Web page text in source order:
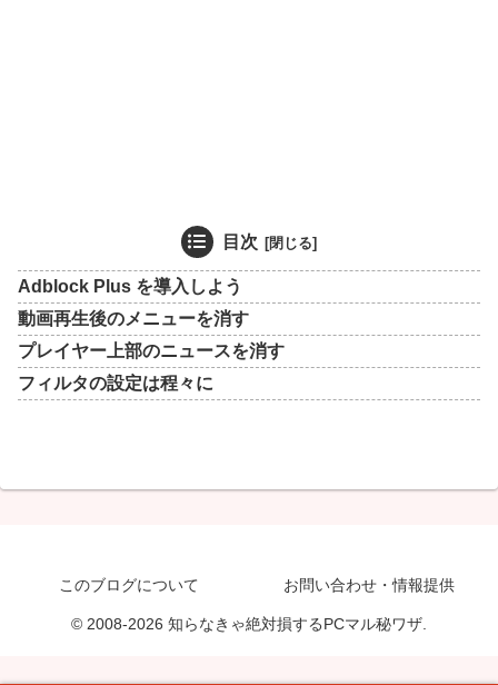
目次
Adblock Plus を導入しよう
動画再生後のメニューを消す
プレイヤー上部のニュースを消す
フィルタの設定は程々に
このブログについて お問い合わせ・情報提供
© 2008-2026 知らなきゃ絶対損するPCマル秘ワザ.